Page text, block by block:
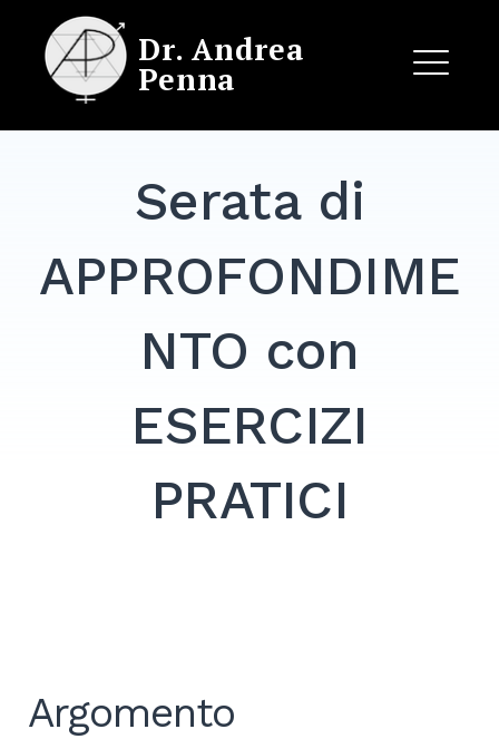
content
Dr. Andrea
Penna
Serata di
APPROFONDIME
NTO con
ESERCIZI
PRATICI
Argomento